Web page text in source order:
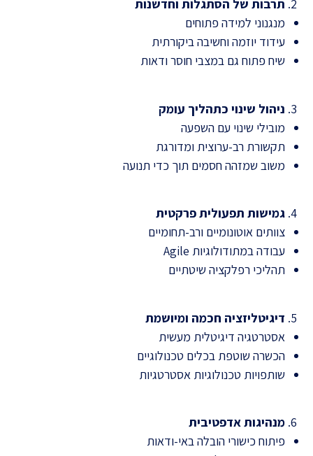
תרבות של הסתגלות וחדשנות
מנגנוני למידה פתוחים
עידוד יוזמה וחשיבה ביקורתית
שיח פתוח גם במצבי חוסר ודאות
ניהול שינוי כתהליך עומק
מובילי שינוי עם השפעה
תקשורת רב-ערוצית ומדורגת
משוב שמזהה חסמים תוך כדי תנועה
גמישות תפעולית פרקטית
צוותים אוטונומיים ורב-תחומיים
עבודה במתודולוגיות Agile
תהליכי רפלקציה שיטתיים
דיגיטליזציה חכמה ומיושמת
אסטרטגיה דיגיטלית מעשית
הכשרה שוטפת בכלים טכנולוגיים
שותפויות טכנולוגיות אסטרטגיות
מנהיגות אדפטיבית
פיתוח כישורי הובלה באי-ודאות